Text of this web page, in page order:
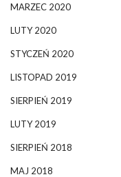
MARZEC 2020
LUTY 2020
STYCZEŃ 2020
LISTOPAD 2019
SIERPIEŃ 2019
LUTY 2019
SIERPIEŃ 2018
MAJ 2018